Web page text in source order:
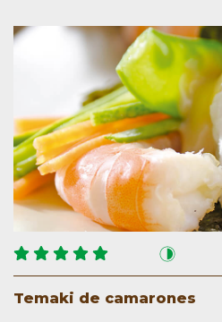
Temaki de camarones